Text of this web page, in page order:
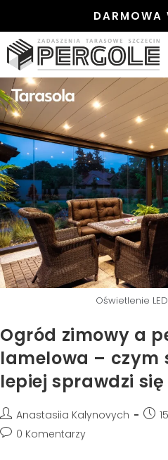
DARMOWA
Oświetlenie
Ogród zimowy a
lamelowa – czym
lepiej sprawdzi
Anastasiia Kalynovych
0 Komentarzy